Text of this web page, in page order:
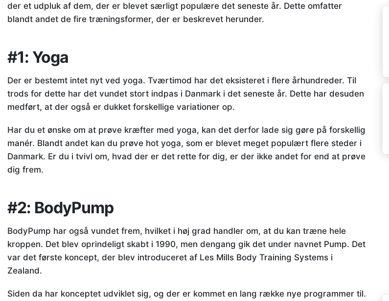
der et udpluk af dem, der er blevet særligt populære det seneste år. Dette omfatter
blandt andet de fire træningsformer, der er beskrevet herunder.
#1: Yoga
Der er bestemt intet nyt ved yoga. Tværtimod har det eksisteret i flere århundreder. Til
trods for dette har det vundet stort indpas i Danmark i det seneste år. Dette har desuden
medført, at der også er dukket forskellige variationer op.
Har du et ønske om at prøve kræfter med yoga, kan det derfor lade sig gøre på forskellig
manér. Blandt andet kan du prøve hot yoga, som er blevet meget populært flere steder i
Danmark. Er du i tvivl om, hvad der er det rette for dig, er der ikke andet for end at prøve
dig frem.
#2: BodyPump
BodyPump har også vundet frem, hvilket i høj grad handler om, at du kan træne hele
kroppen. Det blev oprindeligt skabt i 1990, men dengang gik det under navnet Pump. Det
var det første koncept, der blev introduceret af Les Mills Body Training Systems i
Zealand.
Siden da har konceptet udviklet sig, og der er kommet en lang række nye programmer til.